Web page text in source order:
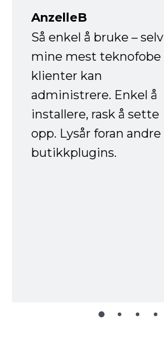
AnzelleB
Så enkel å bruke – selv
mine mest teknofobe
klienter kan
administrere. Enkel å
installere, rask å sette
opp. Lysår foran andre
butikkplugins.